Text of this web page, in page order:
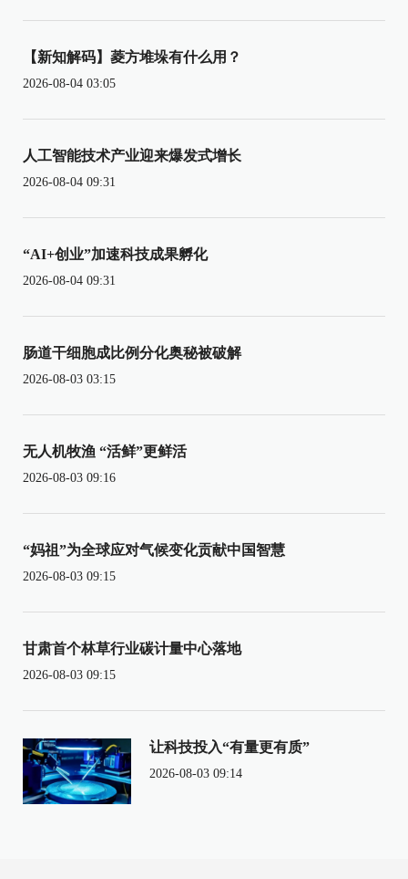
【新知解码】菱方堆垛有什么用？
2026-08-04 03:05
人工智能技术产业迎来爆发式增长
2026-08-04 09:31
“AI+创业”加速科技成果孵化
2026-08-04 09:31
肠道干细胞成比例分化奥秘被破解
2026-08-03 03:15
无人机牧渔 “活鲜”更鲜活
2026-08-03 09:16
“妈祖”为全球应对气候变化贡献中国智慧
2026-08-03 09:15
甘肃首个林草行业碳计量中心落地
2026-08-03 09:15
让科技投入“有量更有质”
2026-08-03 09:14